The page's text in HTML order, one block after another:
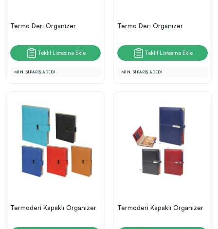
Termo Deri Organizer
Teklif Listesine Ekle
MİN. SİPARİŞ ADEDİ
Termo Deri Organizer
Teklif Listesine Ekle
MİN. SİPARİŞ ADEDİ
Termoderi Kapaklı Organizer Termoderi Kapaklı Organizer